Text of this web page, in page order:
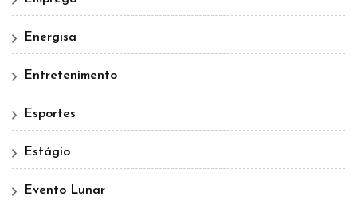
Energisa
Entretenimento
Esportes
Estágio
Evento Lunar